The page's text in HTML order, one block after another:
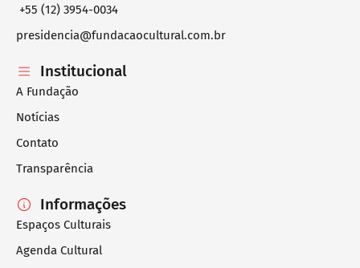
+55 (12) 3954-0034
presidencia@fundacaocultural.com.br
Institucional
A Fundação
Notícias
Contato
Transparência
Informações
Espaços Culturais
Agenda Cultural